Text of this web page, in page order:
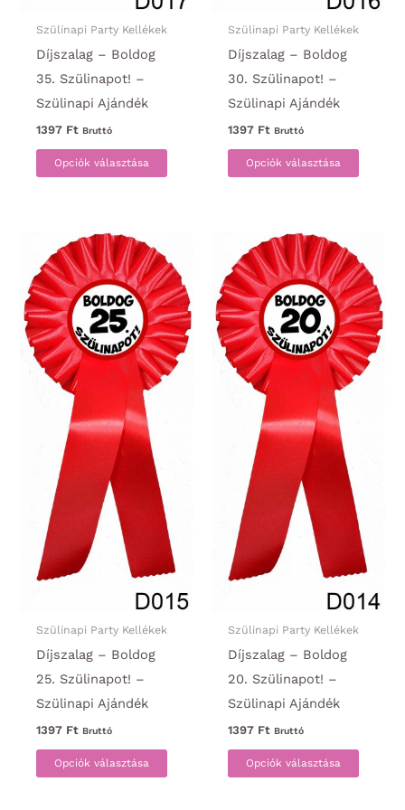
Szülinapi Party Kellékek
Díjszalag – Boldog
35. Szülinapot! –
Szülinapi Ajándék
1397 Ft Bruttó
Opciók választása
Ennek
a
van.
A
változatok
a
termékoldalon
Szülinapi Party Kellékek
Díjszalag – Boldog
30. Szülinapot! –
Szülinapi Ajándék
1397 Ft Bruttó
Opciók választása
Ennek
a
van.
A
a
Szülinapi Party Kellékek
Díjszalag – Boldog
25. Szülinapot! –
Szülinapi Ajándék
1397 Ft Bruttó
Opciók választása
Ennek
a
Szülinapi Party Kellékek
Díjszalag – Boldog
20. Szülinapot! –
Szülinapi Ajándék
1397 Ft Bruttó
Opciók választása
Ennek
a